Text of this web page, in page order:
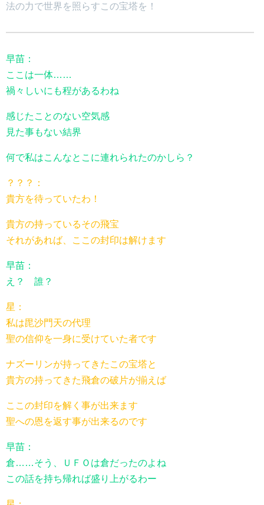
法の力で世界を照らすこの宝塔を！
早苗：
ここは一体……
禍々しいにも程があるわね
感じたことのない空気感
見た事もない結界
何で私はこんなとこに連れられたのかしら？
？？？：
貴方を待っていたわ！
貴方の持っているその飛宝
それがあれば、ここの封印は解けます
早苗：
え？ 誰？
星：
私は毘沙門天の代理
聖の信仰を一身に受けていた者です
ナズーリンが持ってきたこの宝塔と
貴方の持ってきた飛倉の破片が揃えば
ここの封印を解く事が出来ます
聖への恩を返す事が出来るのです
早苗：
倉……そう、ＵＦＯは倉だったのよね
この話を持ち帰れば盛り上がるわー